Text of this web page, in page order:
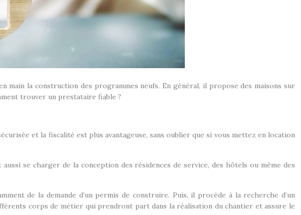
la construction des programmes neufs. En général, il propose des maisons sur
trouver un prestataire fiable ?
et la fiscalité est plus avantageuse, sans oublier que si vous mettez en location
se charger de la conception des résidences de service, des hôtels ou même des
de la demande d’un permis de construire. Puis, il procède à la recherche d’un
corps de métier qui prendront part dans la réalisation du chantier et assure le